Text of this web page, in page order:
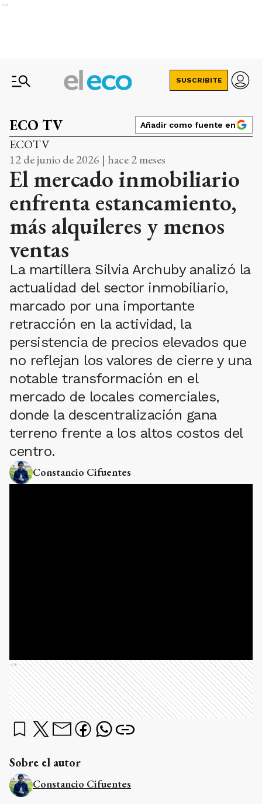
Ads
SUSCRIBITE
ECO TV Añadir como fuente en
ECOTV
12 de junio de 2026 | hace 2 meses
El mercado inmobiliario
enfrenta estancamiento,
más alquileres y menos
ventas
La martillera Silvia Archuby analizó la
actualidad del sector inmobiliario,
marcado por una importante
retracción en la actividad, la
persistencia de precios elevados que
no reflejan los valores de cierre y una
notable transformación en el
mercado de locales comerciales,
donde la descentralización gana
terreno frente a los altos costos del
centro.
Constancio Cifuentes
Ads
Sobre el autor
Constancio Cifuentes